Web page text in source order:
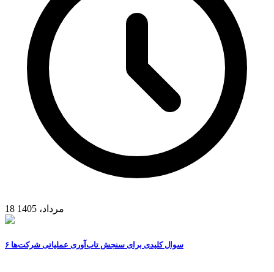
18 مرداد، 1405
۶ سوال کلیدی برای سنجش تاب‌آوری عملیاتی شرکت‌ها